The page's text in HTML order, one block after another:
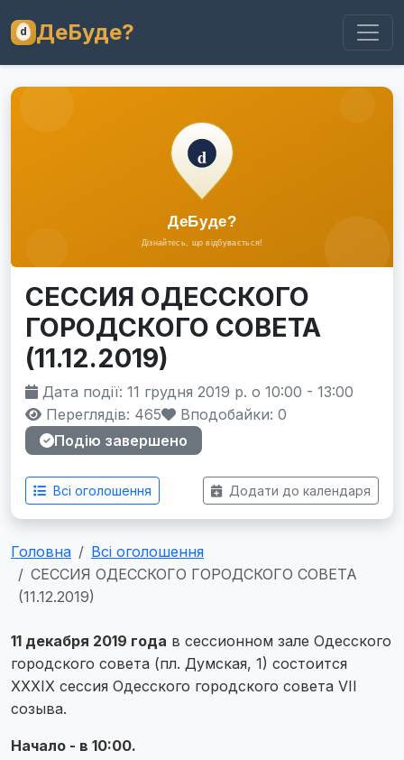
ДеБуде?
СЕССИЯ ОДЕССКОГО
ГОРОДСКОГО СОВЕТА
(11.12.2019)
Дата події: 11 грудня 2019 р. о 10:00 - 13:00
Переглядів: 465
Вподобайки: 0
Подію завершено
Всі оголошення Додати до календаря
Головна
Всі оголошення
СЕССИЯ ОДЕССКОГО ГОРОДСКОГО СОВЕТА
(11.12.2019)
11 декабря 2019 года в сессионном зале Одесского
городского совета (пл. Думская, 1) состоится
XХХIХ сессия Одесского городского совета VІІ
созыва.
Начало - в 10:00.